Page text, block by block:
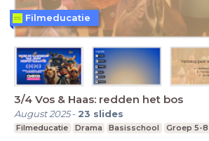
3/4 Vos & Haas: redden het bos
August 2025- 23 slides
Filmeducatie Drama Basisschool Groep 5-8
Filmeducatie